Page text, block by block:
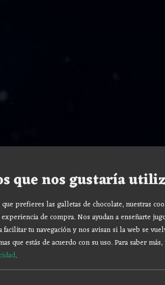
que nos gustaría
que prefieres las galletas de chocolate, nuestras
de compra. Nos ayudan a enseñarte
facilitar tu navegación y nos avisan si la web se
que estás de acuerdo con su uso.Para saber
.